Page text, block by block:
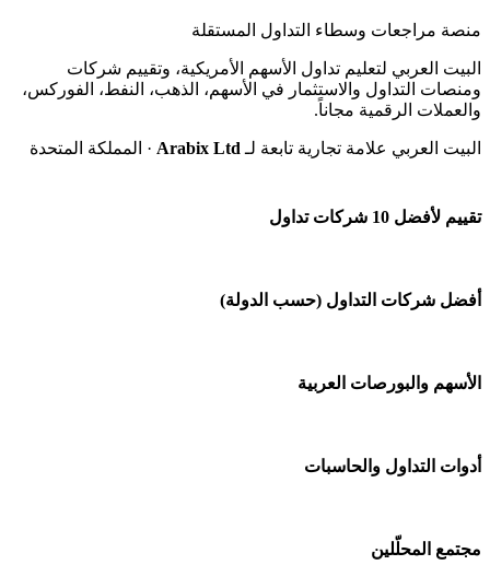
منصة مراجعات وسطاء التداول المستقلة
البيت العربي لتعليم تداول الأسهم الأمريكية، وتقييم شركات
ومنصات التداول والاستثمار في الأسهم، الذهب، النفط، الفوركس،
والعملات الرقمية مجاناً.
البيت العربي علامة تجارية تابعة لـ Arabix Ltd · المملكة المتحدة
تقييم لأفضل 10 شركات تداول
شركة Capital.com
منصة بينانس
شركة Xm
أفضل شركات التداول (حسب الدولة)
شركات تداول في السعودية
شركات تداول في قطر
الأسهم والبورصات العربية
🌍 كل البورصات العربية
أدوات التداول والحاسبات
🕌 حاسبة الزكاة
مجتمع المحلّلين